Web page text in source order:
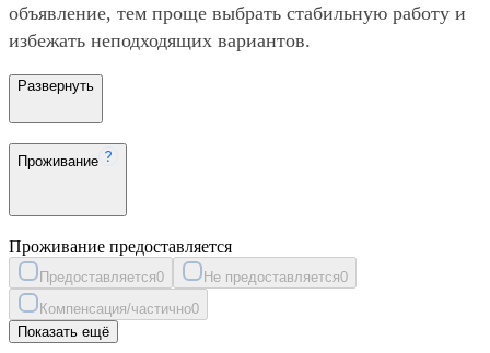
объявление, тем проще выбрать стабильную работу и
избежать неподходящих вариантов.
Развернуть
Проживание
Проживание предоставляется
Предоставляется0 Не предоставляется0
Компенсация/частично0
Показать ещё